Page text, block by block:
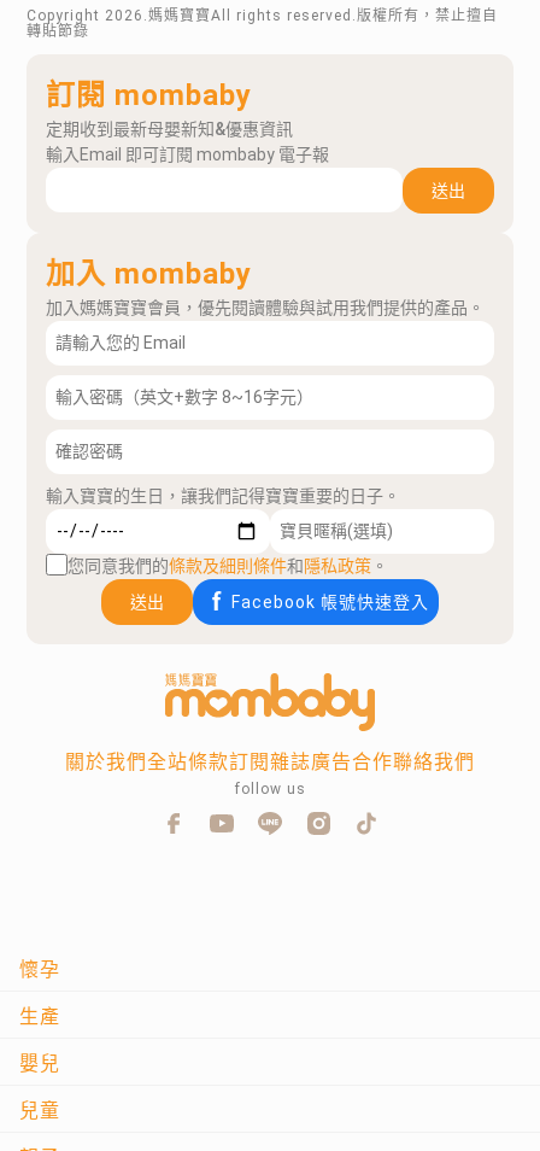
Copyright 2026 .媽媽寶寶All rights reserved.版權所有，禁止擅自
轉貼節錄
訂閱 mombaby
定期收到最新母嬰新知&優惠資訊
輸入Email 即可訂閱 mombaby 電子報
送出
加入 mombaby
加入媽媽寶寶會員，優先閱讀體驗與試用我們提供的產品。
輸入寶寶的生日，讓我們記得寶寶重要的日子。
您同意我們的條款及細則條件和隱私政策 。
送出
Facebook 帳號快速登入
懷孕
生產
嬰兒
兒童
關於我們全站條款訂閱雜誌廣告合作聯絡我們
follow us